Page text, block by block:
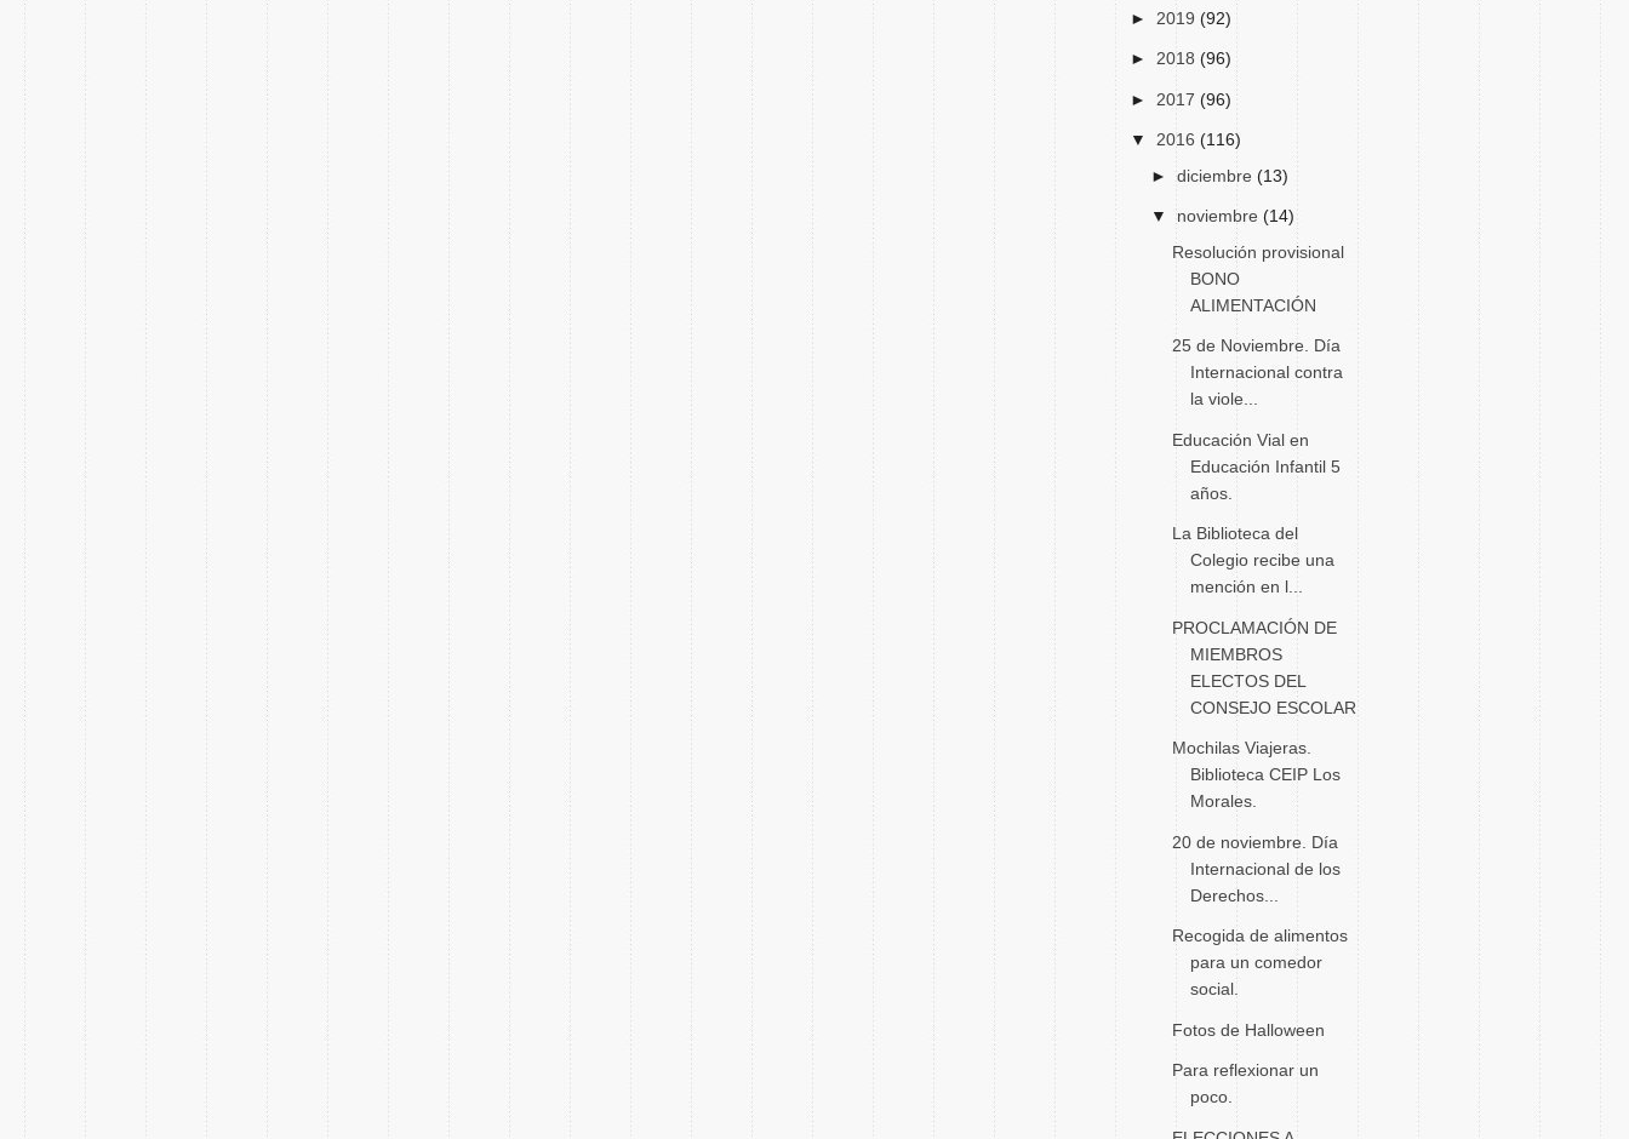
► 2019 (92)
► 2018 (96)
► 2017 (96)
▼ 2016 (116)
►diciembre (13)
▼noviembre (14)
Resolución provisional
BONO
ALIMENTACIÓN
25 de Noviembre. Día
Internacional contra
la viole...
Educación Vial en
Educación Infantil 5
años.
La Biblioteca del
Colegio recibe una
mención en l...
PROCLAMACIÓN DE
MIEMBROS
ELECTOS DEL
CONSEJO ESCOLAR
Mochilas Viajeras.
Biblioteca CEIP Los
Morales.
20 de noviembre. Día
Internacional de los
Derechos...
Recogida de alimentos
para un comedor
social.
Fotos de Halloween
Para reflexionar un
poco.